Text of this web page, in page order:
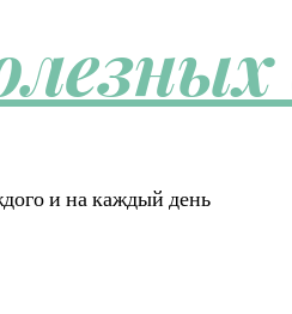
и на каждый день